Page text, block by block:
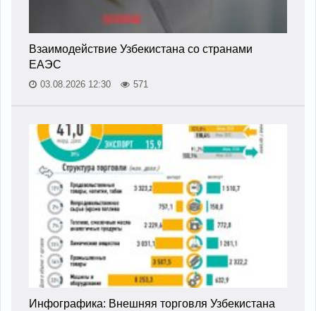
Взаимодействие Узбекистана со странами
ЕАЭС
03.08.2026 12:30 571
Инфографика: Внешняя торговля Узбекистана